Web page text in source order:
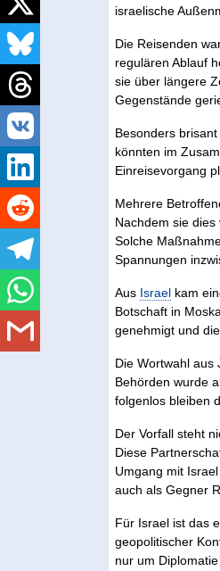
israelische
Die Reisenden
regulären Ablauf
sie über längere
Gegenstände
Besonders
könnten im
Einreisevorgang
Mehrere
Nachdem sie
Solche
Spannungen
Aus Israel kam
Botschaft in
genehmigt und
Die Wortwahl aus
Behörden wurde
folgenlos bleiben
Der Vorfall steht
Diese
Umgang mit
auch als Gegner
Für Israel ist das
geopolitischer
nur um